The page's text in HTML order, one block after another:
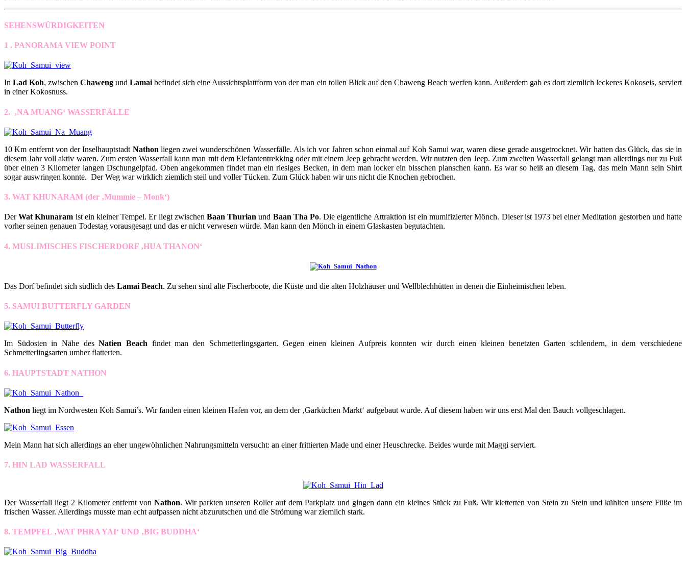
SEHENSWÜRDIGKEITEN
1 . PANORAMA VIEW POINT
InLad Koh, zwischenChaweng undLamai befindet sich eine Aussichtsplattform von der man ein tollen Blick auf den Chaweng Beach werfen kann. Außerdem gab es dort ziemlich leckeres Kokoseis, serviert
in einer Kokosnuss.
2. ‚NA MUANG‘ WASSERFÄLLE
10 Km entfernt von der Inselhauptstadt Nathon liegen zwei wunderschönen Wasserfälle. Als ich vor Jahren schon einmal auf Koh Samui war, waren diese gerade ausgetrocknet. Wir hatten das Glück, das sie in
diesem Jahr voll aktiv waren. Zum ersten Wasserfall kann man mit dem Elefantentrekking oder mit einem Jeep gebracht werden. Wir nutzten den Jeep. Zum zweiten Wasserfall gelangt man allerdings nur zu Fuß
über einen 3 Kilometer langen Dschungelpfad. Oben angekommen findet man ein riesiges Becken, in dem man locker ein bisschen planschen kann. Es war so heiß an diesem Tag, das mein Mann sein Shirt
sogar auswringen konnte. Der Weg war wirklich ziemlich steil und voller Tücken. Zum Glück haben wir uns nicht die Knochen gebrochen.
3. WAT KHUNARAM (der ‚Mummie – Monk‘)
DerWat Khunaram ist ein kleiner Tempel. Er liegt zwischen Baan Thurian und Baan Tha Po. Die eigentliche Attraktion ist ein mumifizierter Mönch. Dieser ist 1973 bei einer Meditation gestorben und hatte
vorher seinen genauen Todestag vorausgesagt und das er nicht verwesen würde. Man kann den Mönch in einem Glaskasten begutachten.
4. MUSLIMISCHES FISCHERDORF ‚HUA THANON‘
Das Dorf befindet sich südlich des Lamai Beach. Zu sehen sind alte Fischerboote, die Küste und die alten Holzhäuser und Wellblechhütten in denen die Einheimischen leben.
5. SAMUI BUTTERFLY GARDEN
Im Südosten in Nähe desNatien Beach findet man den Schmetterlingsgarten. Gegen einen kleinen Aufpreis konnten wir durch einen kleinen benetzten Garten schlendern, in dem verschiedene
Schmetterlingsarten umher flatterten.
6. HAUPTSTADT NATHON
Nathon liegt im Nordwesten Koh Samui’s. Wir fanden einen kleinen Hafen vor, an dem der ‚Garküchen Markt‘ aufgebaut wurde. Auf diesem haben wir uns erst Mal den Bauch vollgeschlagen.
Mein Mann hat sich allerdings an eher ungewöhnlichen Nahrungsmitteln versucht: an einer frittierten Made und einer Heuschrecke. Beides wurde mit Maggi serviert.
7. HIN LAD WASSERFALL
Der Wasserfall liegt 2 Kilometer entfernt von Nathon. Wir parkten unseren Roller auf dem Parkplatz und gingen dann ein kleines Stück zu Fuß. Wir kletterten von Stein zu Stein und kühlten unsere Füße im
frischen Wasser. Allerdings musste man echt aufpassen nicht abzurutschen und die Strömung war ziemlich stark.
8. TEMPFEL ‚WAT PHRA YAI‘ UND ‚BIG BUDDHA‘